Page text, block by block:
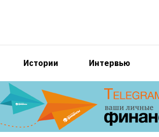
Истории Интервью